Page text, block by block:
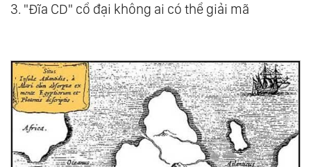
3. "Đĩa CD" cổ đại không ai có thể giải mã